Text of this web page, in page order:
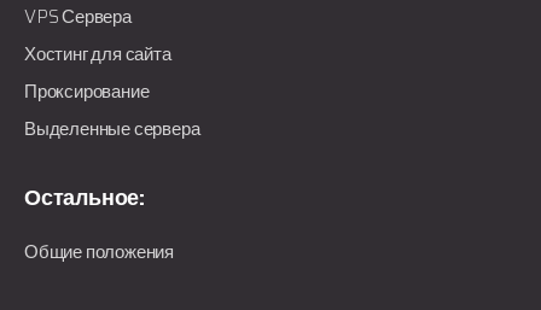
VPS Сервера
Хостинг для сайта
Проксирование
Выделенные сервера
Остальное:
Общие положения